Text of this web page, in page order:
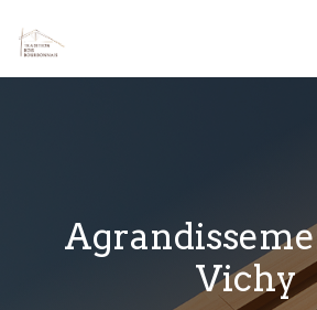
agrandissement bois
Vichy